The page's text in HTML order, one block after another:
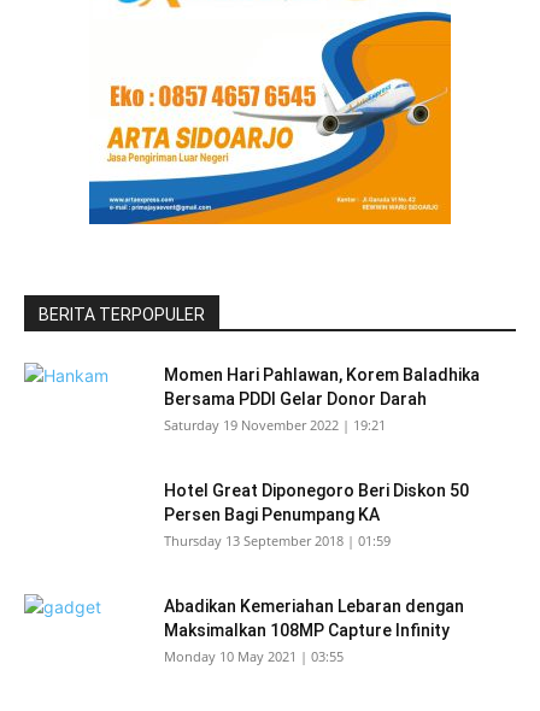
BERITA TERPOPULER
Momen Hari Pahlawan, Korem Baladhika
Bersama PDDI Gelar Donor Darah
Saturday 19 November 2022 | 19:21
Hotel Great Diponegoro Beri Diskon 50
Persen Bagi Penumpang KA
Thursday 13 September 2018 | 01:59
Abadikan Kemeriahan Lebaran dengan
Maksimalkan 108MP Capture Infinity
Monday 10 May 2021 | 03:55